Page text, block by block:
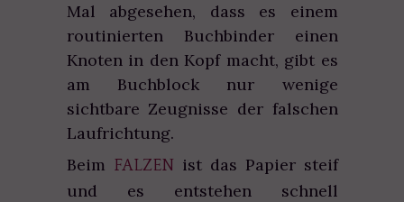
Mal abgesehen, dass es einem
routinierten Buchbinder einen
Knoten in den Kopf macht, gibt es
am Buchblock nur wenige
sichtbare Zeugnisse der falschen
Laufrichtung.
Beim FALZEN ist das Papier steif
und es entstehen schnell